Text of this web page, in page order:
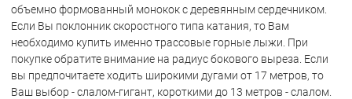
объемно формованный монокок с деревянным сердечником.
Если Вы поклонник скоростного типа катания, то Вам
необходимо купить именно трассовые горные лыжи. При
покупке обратите внимание на радиус бокового выреза. Если
вы предпочитаете ходить широкими дугами от 17 метров, то
Ваш выбор - слалом-гигант, короткими до 13 метров - слалом.